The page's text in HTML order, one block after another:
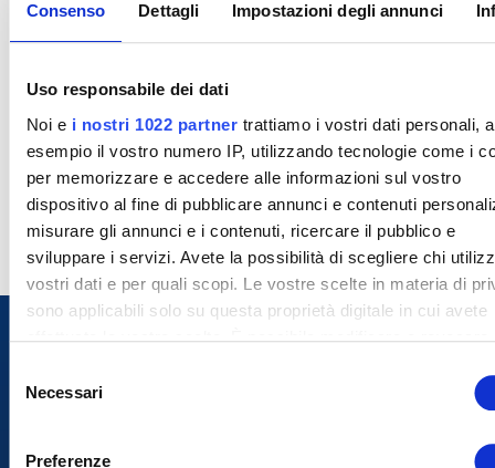
Consenso Dettagli Impostazioni degli annunci
Uso responsabile dei dati
Noi e i nostri 1022 partnertrattiamo i vostri dati personali,
esempio il vostro numero IP, utilizzando tecnologie come i
per memorizzare e accedere alle informazioni sul vostro
dispositivo al fine di pubblicare annunci e contenuti
misurare gli annunci e i contenuti, ricercare il pubblico e
sviluppare i servizi. Avete la possibilità di scegliere chi
vostri dati e per quali scopi. Le vostre scelte in materia di
sono applicabili solo su questa proprietà digitale in cui avete
effettuato le vostre scelte. È possibile modificare o revocare
cookie o facendo clic sull'icona di attivazione della privacy.
Necessari
Preferenze